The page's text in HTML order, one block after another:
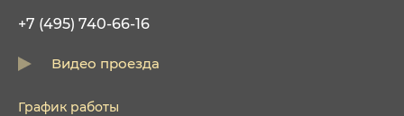
+7 (495) 740-66-16
Видео проезда
График работы